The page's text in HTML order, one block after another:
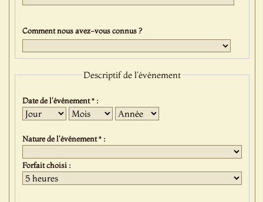
Comment nous avez-vous connus ?
Descriptif de l'événement
Date de l'événement * :
Jour Mois Année
Nature de l'événement * :
Forfait choisi :